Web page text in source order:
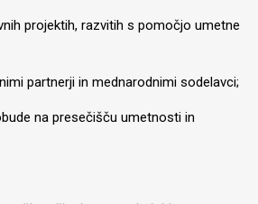
projektih, razvitih s pomočjo umetne
partnerji in mednarodnimi sodelavci;
na presečišču umetnosti in